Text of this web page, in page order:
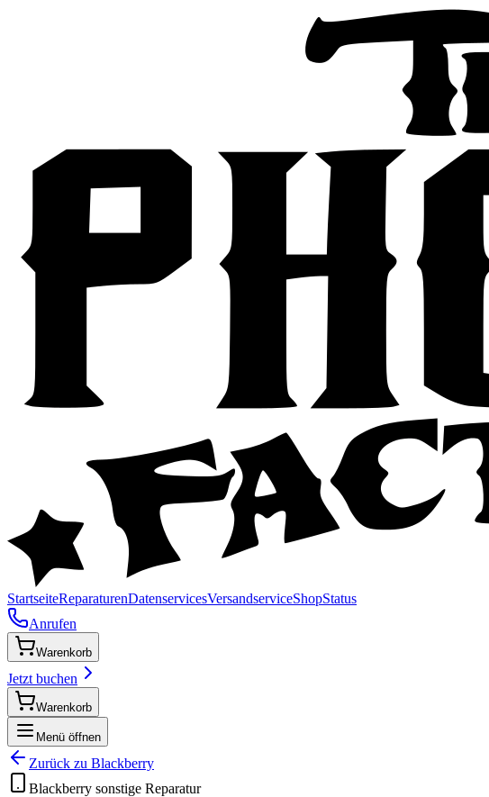
StartseiteReparaturenDatenservicesVersandserviceShopStatus
Anrufen
Warenkorb
Jetzt buchen
Warenkorb
Menü öffnen
Zurück zu Blackberry
Blackberry sonstige Reparatur